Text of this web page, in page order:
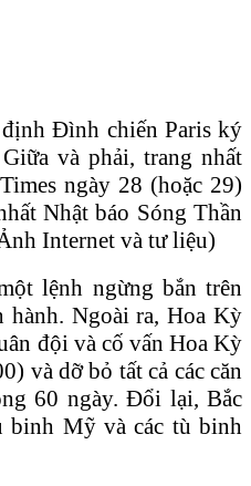
Đình chiến Paris ký
và phải, trang nhất
ngày 28 (hoặc 29)
Nhật báo Sóng Thần
Internet và tư liệu)
lệnh ngừng bắn trên
hành. Ngoài ra, Hoa Kỳ
đội và cố vấn Hoa Kỳ
và dỡ bỏ tất cả các căn
60 ngày. Đổi lại, Bắc
binh Mỹ và các tù binh